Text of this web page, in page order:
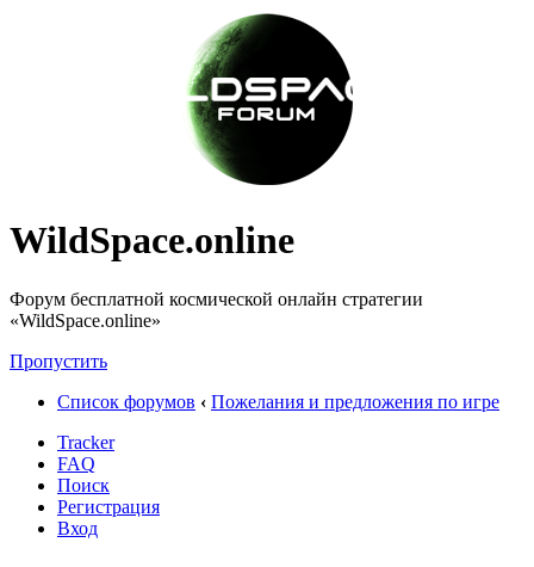
WildSpace.online
Форум бесплатной космической онлайн стратегии
«WildSpace.online»
Пропустить
Список форумов ‹ Пожелания и предложения по игре
Tracker
FAQ
Поиск
Регистрация
Вход